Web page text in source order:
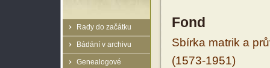
Rady do začátku
Bádání v archivu
Genealogové
Fond
Sbírka matrik a
(1573-1951)